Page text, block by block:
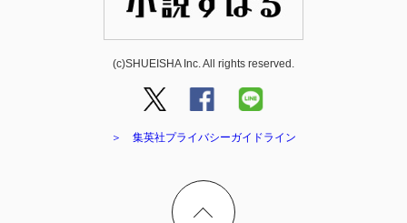
(c)SHUEISHA Inc. All rights reserved.
＞ 集英社プライバシーガイドライン